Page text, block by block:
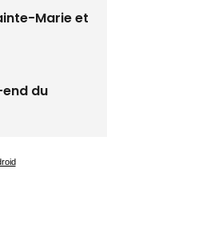
Marie et
du